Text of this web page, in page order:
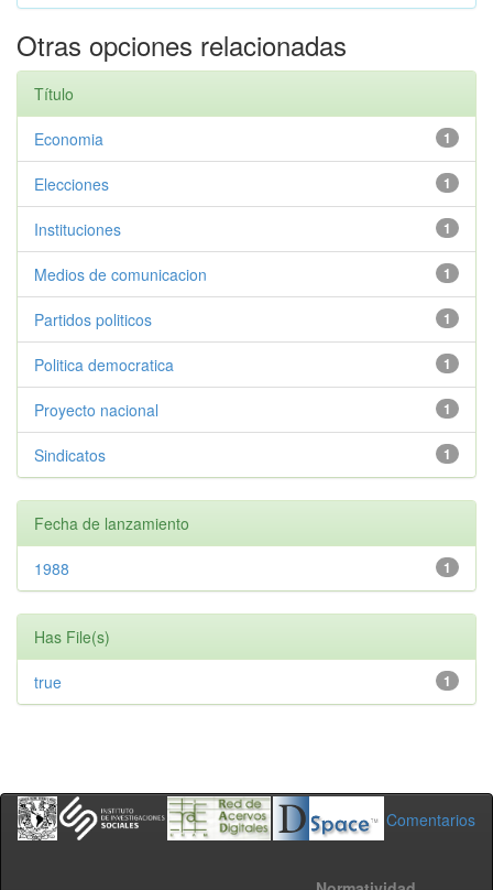
Otras opciones relacionadas
Título
1
Economia
1
Elecciones
1
Instituciones
1
Medios de comunicacion
1
Partidos politicos
1
Politica democratica
1
Proyecto nacional
1
Sindicatos
Fecha de lanzamiento
1
1988
Has File(s)
1
true
Comentarios